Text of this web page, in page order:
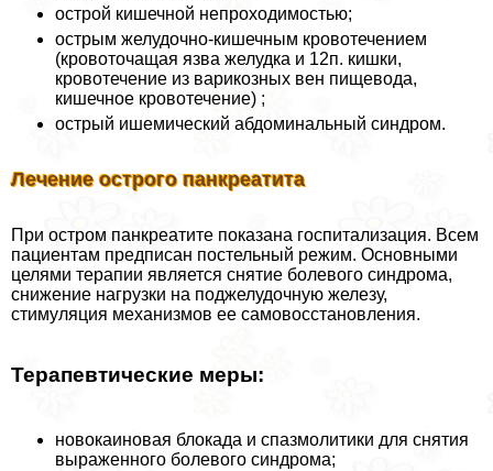
острой кишечной непроходимостью;
острым желудочно-кишечным кровотечением
(кровоточащая язва желудка и 12п. кишки,
кровотечение из варикозных вен пищевода,
кишечное кровотечение) ;
острый ишемический абдоминальный синдром.
Лечение острого панкреатита
При остром панкреатите показана госпитализация. Всем
пациентам предписан постельный режим. Основными
целями терапии является снятие болевого синдрома,
снижение нагрузки на поджелудочную железу,
стимуляция механизмов ее самовосстановления.
Терапевтические меры:
новокаиновая блокада и спазмолитики для снятия
выраженного болевого синдрома;